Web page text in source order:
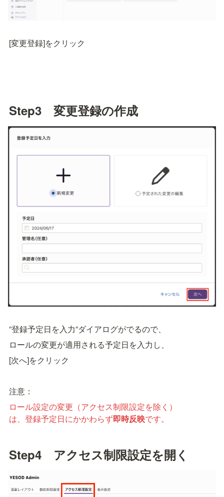
[変更登録]をクリック
Step3　変更登録の作成
”登録予定日を入力”ダイアログがでるので、
ロールの変更が適用される予定日を入力し、
[次へ]をクリック
注意：
ロール設定の変更（アクセス制限設定を除く）
は、登録予定日にかかわらず即時反映です。
Step4　アクセス制限設定を開く